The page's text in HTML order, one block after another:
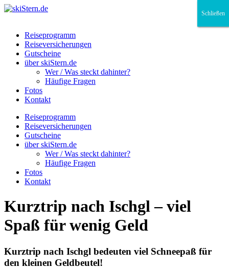
Reiseprogramm
Reiseversicherungen
Gutscheine
über skiStern.de
Wer / Was steckt dahinter?
Häufige Fragen
Fotos
Kontakt
Reiseprogramm
Reiseversicherungen
Gutscheine
über skiStern.de
Wer / Was steckt dahinter?
Häufige Fragen
Fotos
Kontakt
Kurztrip nach Ischgl – viel
Spaß für wenig Geld
Kurztrip nach Ischgl bedeuten viel Schneepaß für
den kleinen Geldbeutel!
Schließen
Schließen
Schließen